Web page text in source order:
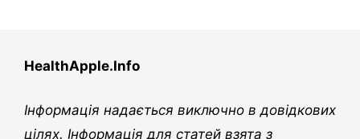
HealthApple.Info
Інформація надається виключно в довідкових
цілях. Інформація для статей взята з